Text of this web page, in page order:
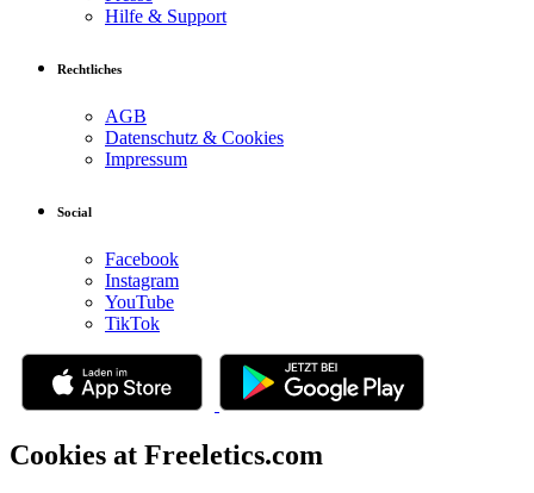
Hilfe & Support
Rechtliches
AGB
Datenschutz & Cookies
Impressum
Social
Facebook
Instagram
YouTube
TikTok
Cookies at Freeletics.com